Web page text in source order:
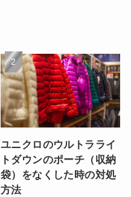
ユニクロのウルトラライ
トダウンのポーチ（収納
袋）をなくした時の対処
方法